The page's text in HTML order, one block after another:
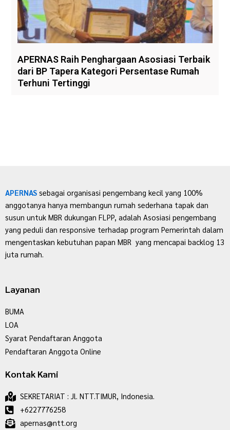
APERNAS Raih Penghargaan Asosiasi Terbaik
dari BP Tapera Kategori Persentase Rumah
Terhuni Tertinggi
APERNAS sebagai organisasi pengembang kecil yang 100%
anggotanya hanya membangun rumah sederhana tapak dan
susun untuk MBR dukungan FLPP, adalah Asosiasi pengembang
yang peduli dan responsive terhadap program Pemerintah dalam
mengentaskan kebutuhan papan MBR yang mencapai backlog 13
juta rumah.
Layanan
BUMA
LOA
Syarat Pendaftaran Anggota
Pendaftaran Anggota Online
Kontak Kami
SEKRETARIAT : Jl. NTT.TIMUR, Indonesia.
+6227776258
apernas@ntt.org